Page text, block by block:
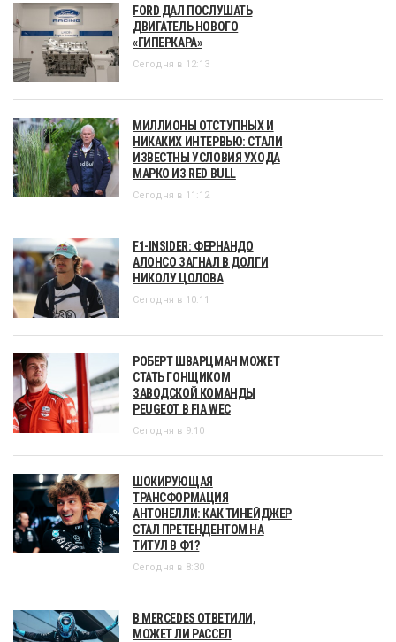
FORD ДАЛ ПОСЛУШАТЬ
ДВИГАТЕЛЬ НОВОГО
«ГИПЕРКАРА»
Сегодня в 12:13
МИЛЛИОНЫ ОТСТУПНЫХ И
НИКАКИХ ИНТЕРВЬЮ: СТАЛИ
ИЗВЕСТНЫ УСЛОВИЯ УХОДА
МАРКО ИЗ RED BULL
Сегодня в 11:12
F1-INSIDER: ФЕРНАНДО
АЛОНСО ЗАГНАЛ В ДОЛГИ
НИКОЛУ ЦОЛОВА
Сегодня в 10:11
РОБЕРТ ШВАРЦМАН МОЖЕТ
СТАТЬ ГОНЩИКОМ
ЗАВОДСКОЙ КОМАНДЫ
PEUGEOT В FIA WEC
Сегодня в 9:10
ШОКИРУЮЩАЯ
ТРАНСФОРМАЦИЯ
АНТОНЕЛЛИ: КАК ТИНЕЙДЖЕР
СТАЛ ПРЕТЕНДЕНТОМ НА
ТИТУЛ В Ф1?
Сегодня в 8:30
В MERCEDES ОТВЕТИЛИ,
МОЖЕТ ЛИ РАССЕЛ